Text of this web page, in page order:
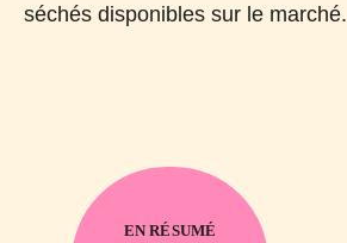
séchés disponibles sur le marché.
EN RÉSUMÉ